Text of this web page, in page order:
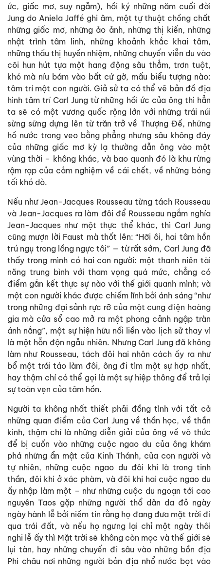
ức, giấc mơ, suy ngẫm), hồi ký những năm cuối đời
Jung do Aniela Jaffé ghi âm, một tự thuật chồng chất
những giấc mơ, những ảo ảnh, những thị kiến, những
nhật trình tâm linh, những khoảnh khắc khai tâm,
những thấu thị huyền nhiệm, những chuyến viễn du vào
cõi hun hút tựa một hang động sâu thẳm, trơn tuột,
khó mà níu bám vào bất cứ gờ, mấu biểu tượng nào:
tâm trí một con người. Giả sử ta có thể vẽ bản đồ địa
hình tâm trí Carl Jung từ những hồi ức của ông thì hẳn
ta sẽ có một vương quốc rộng lớn với những trái núi
sừng sững dựng lên từ trăn trở về Thượng Đế, những
hồ nước trong veo bằng phẳng nhưng sâu không đáy
của những giấc mơ kỳ lạ thường dẫn ông vào một
vùng thời – không khác, và bao quanh đó là khu rừng
rậm rạp của cảm nghiệm về cái chết, về những bóng
tối khó dò.
Nếu như Jean-Jacques Rousseau từng tách Rousseau
và Jean-Jacques ra làm đôi để Rousseau ngắm nghía
Jean-Jacques như một thực thể khác, thì Carl Jung
cũng mượn lời Faust mà thốt lên: “Hỡi ôi, hai tâm hồn
trú ngụ trong lồng ngực tôi” — từ rất sớm, Carl Jung đã
thấy trong mình có hai con người: một thanh niên tài
năng trung bình với tham vọng quá mức, chẳng có
điểm gắn kết thực sự nào với thế giới quanh mình; và
một con người khác được chiếm lĩnh bởi ánh sáng “như
trong những đại sảnh rực rỡ của một cung điện hoàng
gia mà cửa sổ cao mở ra một phong cảnh ngập tràn
ánh nắng”, một sự hiện hữu nối liền vào lịch sử thay vì
là một hỗn độn ngẫu nhiên. Nhưng Carl Jung đã không
làm như Rousseau, tách đôi hai nhân cách ấy ra như
bổ một trái táo làm đôi, ông đi tìm một sự hợp nhất,
hay thậm chí có thể gọi là một sự hiệp thông để trả lại
sự toàn vẹn của tâm hồn.
Người ta không nhất thiết phải đồng tình với tất cả
những quan điểm của Carl Jung về thần học, về thần
kinh, thậm chí là những diễn giải của ông về vô thức
để bị cuốn vào những cuộc ngao du của ông khám
phá những ẩn mật của Kinh Thánh, của con người và
tự nhiên, những cuộc ngao du đôi khi là trong tinh
thần, đôi khi ở xác phàm, và đôi khi hai cuộc ngao du
ấy nhập làm một – như những cuộc du ngoạn tới cao
nguyên Taos gặp những người thổ dân da đỏ ngày
ngày hành lễ bởi niềm tin rằng họ đang đưa mặt trời đi
qua trái đất, và nếu họ ngưng lại chỉ một ngày thôi
nghi lễ ấy thì Mặt trời sẽ không còn mọc và thế giới sẽ
lụi tàn, hay những chuyến đi sâu vào những bồn địa
Phi châu nơi những người bản địa nhổ nước bọt vào